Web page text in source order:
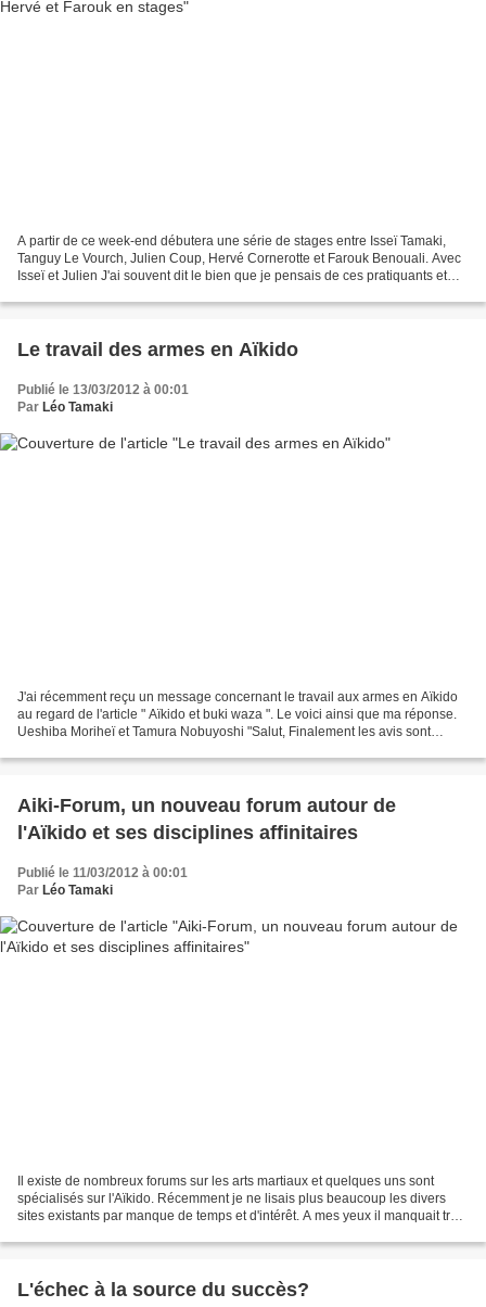
A partir de ce week-end débutera une série de stages entre Isseï Tamaki,
Tanguy Le Vourch, Julien Coup, Hervé Cornerotte et Farouk Benouali. Avec
Isseï et Julien J'ai souvent dit le bien que je pensais de ces pratiquants et
Le travail des armes en Aïkido
Publié le 13/03/2012 à 00:01
Par Léo Tamaki
J'ai récemment reçu un message concernant le travail aux armes en Aïkido
au regard de l'article " Aïkido et buki waza ". Le voici ainsi que ma réponse.
Ueshiba Moriheï et Tamura Nobuyoshi "Salut, Finalement les avis sont
Aiki-Forum, un nouveau forum autour de
l'Aïkido et ses disciplines affinitaires
Publié le 11/03/2012 à 00:01
Par Léo Tamaki
Il existe de nombreux forums sur les arts martiaux et quelques uns sont
spécialisés sur l'Aïkido. Récemment je ne lisais plus beaucoup les divers
sites existants par manque de temps et d'intérêt. A mes yeux il manquait trop
L'échec à la source du succès?